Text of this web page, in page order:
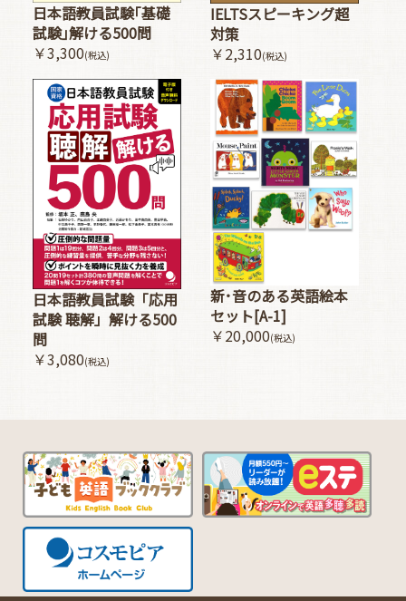
日本語教員試験｢基礎
試験｣解ける500問
￥3,300(税込)
IELTSスピーキング超
対策
￥2,310(税込)
日本語教員試験「応用
試験 聴解」解ける500
問
￥3,080(税込)
新･音のある英語絵本
セット[A-1]
￥20,000(税込)